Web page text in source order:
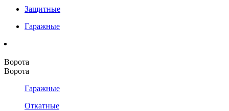
Защитные
Гаражные
Ворота
Ворота
Гаражные
Откатные